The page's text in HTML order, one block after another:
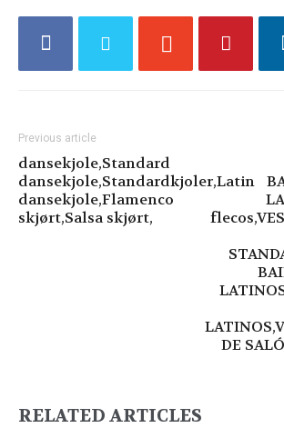
Previous article
dansekjole,Standard
dansekjole,Standardkjoler,Latin
dansekjole,Flamenco
skjørt,Salsa skjørt,
DE
RELATED ARTICLES